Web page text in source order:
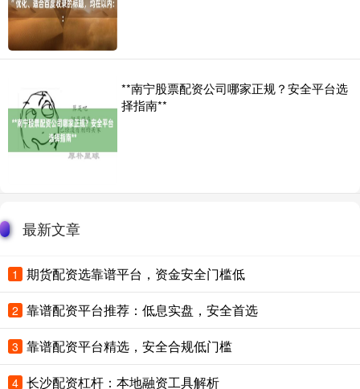
**南宁股票配资公司哪家正规？安全平台选
择指南**
最新文章
1 期货配资选靠谱平台，资金安全门槛低
2 靠谱配资平台推荐：低息实盘，安全首选
3 靠谱配资平台精选，安全合规低门槛
4 长沙配资杠杆：本地融资工具解析